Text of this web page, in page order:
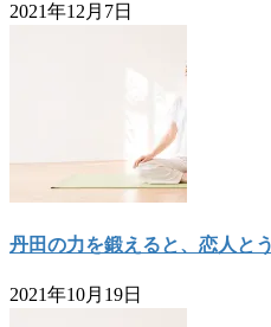
2021年12月7日
丹田の力を鍛えると、恋人と
2021年10月19日